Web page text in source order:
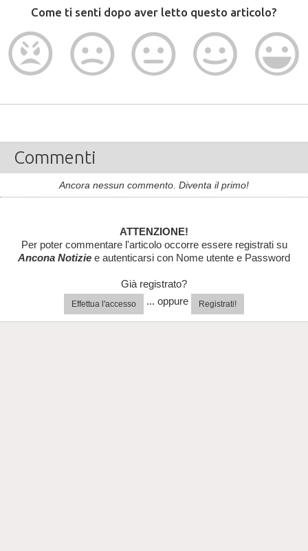
Come ti senti dopo aver letto questo articolo?
Commenti
Ancora nessun commento. Diventa il primo!
ATTENZIONE!
Per poter commentare l'articolo occorre essere registrati su
Ancona Notizie e autenticarsi con Nome utente e Password
Già registrato?
Effettua l'accesso ... oppure Registrati!